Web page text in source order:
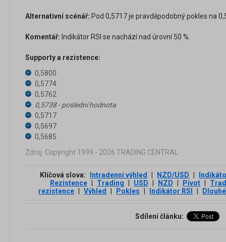
Alternativní scénář: Pod 0,5717 je pravděpodobný pokles na
Komentář: Indikátor RSI se nachází nad úrovní 50 %.
Supporty a rezistence:
0,5800
0,5774
0,5762
0,5738 - poslední hodnota
0,5717
0,5697
0,5685
Zdroj: Copyright 1999 - 2026 TRADING CENTRAL
Klíčová slova: Intradenní výhled NZD/USD
Rezistence
Trading USD NZD Pivot
rezistence
Výhled Pokles Indikátor RSI
Sdílení článku: